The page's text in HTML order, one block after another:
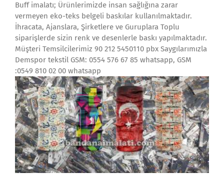
Buff imalatı; Ürünlerimizde insan sağlığına zarar
vermeyen eko-teks belgeli baskılar kullanılmaktadır.
İhracata, Ajanslara, Şirketlere ve Guruplara Toplu
siparişlerde sizin renk ve desenlerle baskı yapılmaktadır.
Müşteri Temsilcilerimiz 90 212 5450110 pbx Saygılarımızla
Demspor tekstil GSM: 0554 576 67 85 whatsapp, GSM
:0549 810 02 00 whatsapp